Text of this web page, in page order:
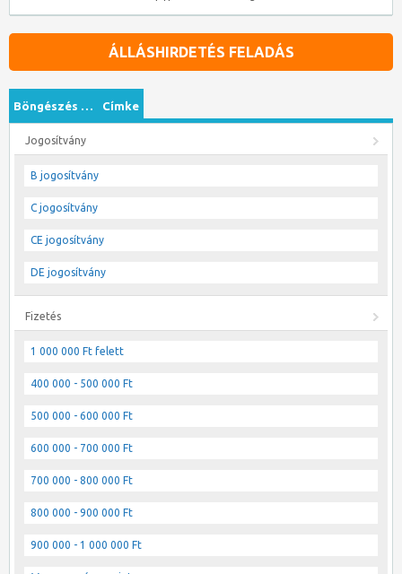
ÁLLÁSHIRDETÉS FELADÁS
Böngészés … Címke
Jogosítvány
B jogosítvány
C jogosítvány
CE jogosítvány
DE jogosítvány
Fizetés
1 000 000 Ft felett
400 000 - 500 000 Ft
500 000 - 600 000 Ft
600 000 - 700 000 Ft
700 000 - 800 000 Ft
800 000 - 900 000 Ft
900 000 - 1 000 000 Ft